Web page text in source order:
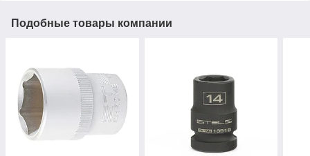
Подобные товары компании